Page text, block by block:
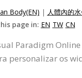
Body(EN) | 人體內的
page in: EN TW CN
Paradigm
os